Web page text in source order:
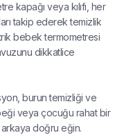
kapağı veya kılıfı, her
takip ederek temizlik
bebek termometresi
dikkatlice
burun temizliği ve
veya çocuğu rahat bir
arkaya doğru eğin.